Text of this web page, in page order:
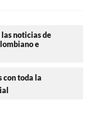
noticias de
e
con toda la